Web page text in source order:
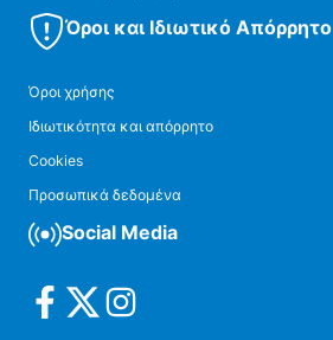
Όροι και Ιδιωτικό Απόρρητο
Όροι χρήσης
Ιδιωτικότητα και απόρρητο
Cookies
Προσωπικά δεδομένα
Social Media